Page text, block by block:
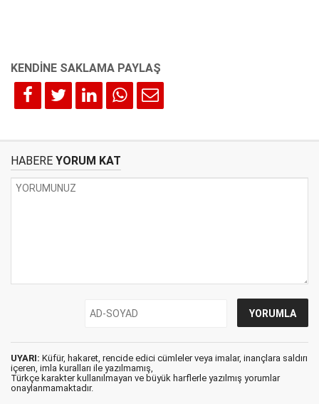
HABERE YORUM KAT
UYARI: Küfür, hakaret, rencide edici cümleler veya imalar, inançlara saldırı
içeren, imla kuralları ile yazılmamış,
Türkçe karakter kullanılmayan ve büyük harflerle yazılmış yorumlar
onaylanmamaktadır.